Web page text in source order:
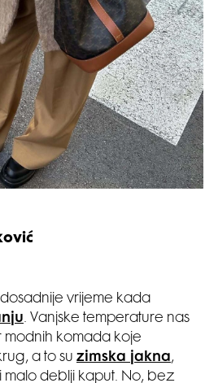
vrijeme kada
. Vanjske temperature nas
komada koje
a to su zimska jakna,
malo deblji kaput. No, bez